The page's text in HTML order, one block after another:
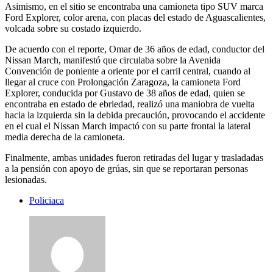
Asimismo, en el sitio se encontraba una camioneta tipo SUV marca
Ford Explorer, color arena, con placas del estado de Aguascalientes,
volcada sobre su costado izquierdo.
De acuerdo con el reporte, Omar de 36 años de edad, conductor del
Nissan March, manifestó que circulaba sobre la Avenida
Convención de poniente a oriente por el carril central, cuando al
llegar al cruce con Prolongación Zaragoza, la camioneta Ford
Explorer, conducida por Gustavo de 38 años de edad, quien se
encontraba en estado de ebriedad, realizó una maniobra de vuelta
hacia la izquierda sin la debida precaución, provocando el accidente
en el cual el Nissan March impactó con su parte frontal la lateral
media derecha de la camioneta.
Finalmente, ambas unidades fueron retiradas del lugar y trasladadas
a la pensión con apoyo de grúas, sin que se reportaran personas
lesionadas.
Policiaca